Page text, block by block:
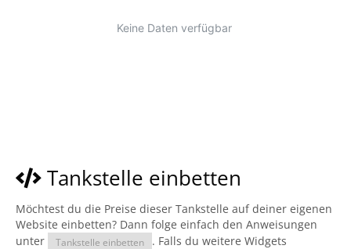
Tankstelle einbetten
Möchtest du die Preise dieser Tankstelle auf deiner eigenen
Website einbetten? Dann folge einfach den Anweisungen
unter
Tankstelle einbetten
. Falls du weitere Widgets